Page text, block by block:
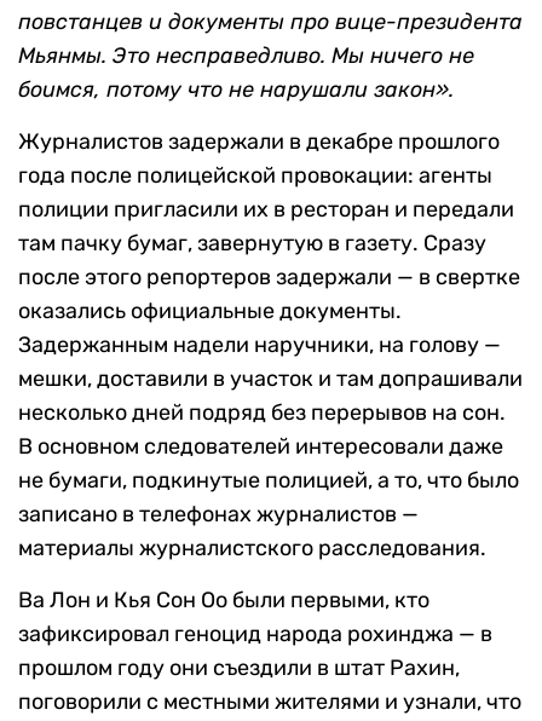
повстанцев и документы про вице-президента
Мьянмы. Это несправедливо. Мы ничего не
боимся, потому что не нарушали закон».
Журналистов задержали в декабре прошлого
года после полицейской провокации: агенты
полиции пригласили их в ресторан и передали
там пачку бумаг, завернутую в газету. Сразу
после этого репортеров задержали — в свертке
оказались официальные документы.
Задержанным надели наручники, на голову —
мешки, доставили в участок и там допрашивали
несколько дней подряд без перерывов на сон.
В основном следователей интересовали даже
не бумаги, подкинутые полицией, а то, что было
записано в телефонах журналистов —
материалы журналистского расследования.
Ва Лон и Кья Сон Оо были первыми, кто
зафиксировал геноцид народа рохинджа — в
прошлом году они съездили в штат Рахин,
поговорили с местными жителями и узнали, что